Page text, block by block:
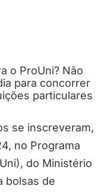
o ProUni? Não
para concorrer
particulares
se inscreveram,
no Programa
do Ministério
bolsas de